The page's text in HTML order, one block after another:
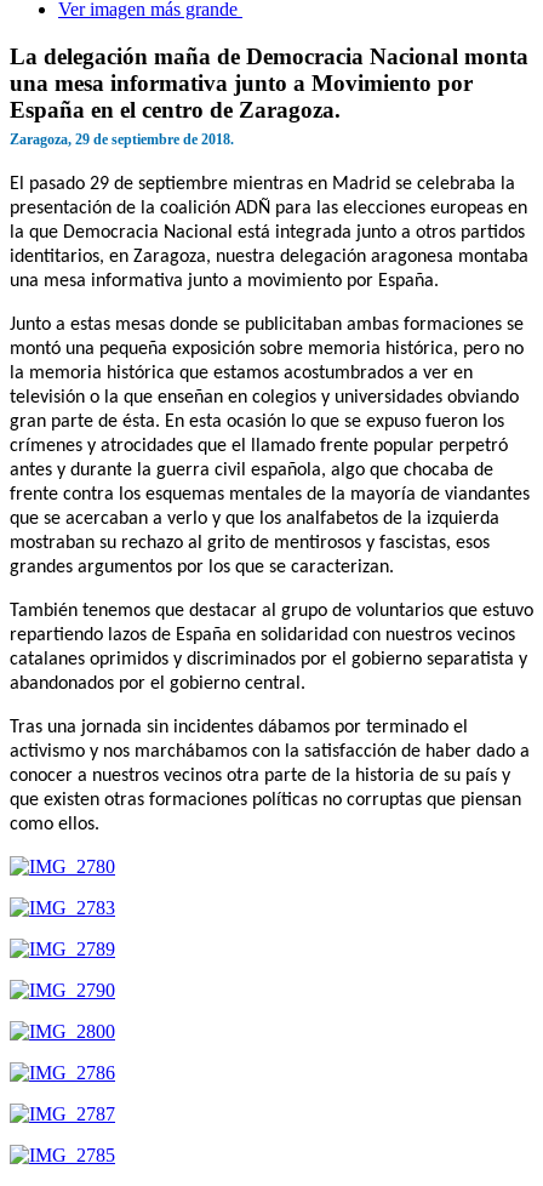
Ver imagen más grande
La delegación maña de Democracia Nacional monta
una mesa informativa junto a Movimiento por
España en el centro de Zaragoza.
Zaragoza, 29 de septiembre de 2018.
El pasado 29 de septiembre mientras en Madrid se celebraba la
presentación de la coalición ADÑ para las elecciones europeas en
la que Democracia Nacional está integrada junto a otros partidos
identitarios, en Zaragoza, nuestra delegación aragonesa montaba
una mesa informativa junto a movimiento por España.
Junto a estas mesas donde se publicitaban ambas formaciones se
montó una pequeña exposición sobre memoria histórica, pero no
la memoria histórica que estamos acostumbrados a ver en
televisión o la que enseñan en colegios y universidades obviando
gran parte de ésta. En esta ocasión lo que se expuso fueron los
crímenes y atrocidades que el llamado frente popular perpetró
antes y durante la guerra civil española, algo que chocaba de
frente contra los esquemas mentales de la mayoría de viandantes
que se acercaban a verlo y que los analfabetos de la izquierda
mostraban su rechazo al grito de mentirosos y fascistas, esos
grandes argumentos por los que se caracterizan.
También tenemos que destacar al grupo de voluntarios que estuvo
repartiendo lazos de España en solidaridad con nuestros vecinos
catalanes oprimidos y discriminados por el gobierno separatista y
abandonados por el gobierno central.
Tras una jornada sin incidentes dábamos por terminado el
activismo y nos marchábamos con la satisfacción de haber dado a
conocer a nuestros vecinos otra parte de la historia de su país y
que existen otras formaciones políticas no corruptas que piensan
como ellos.